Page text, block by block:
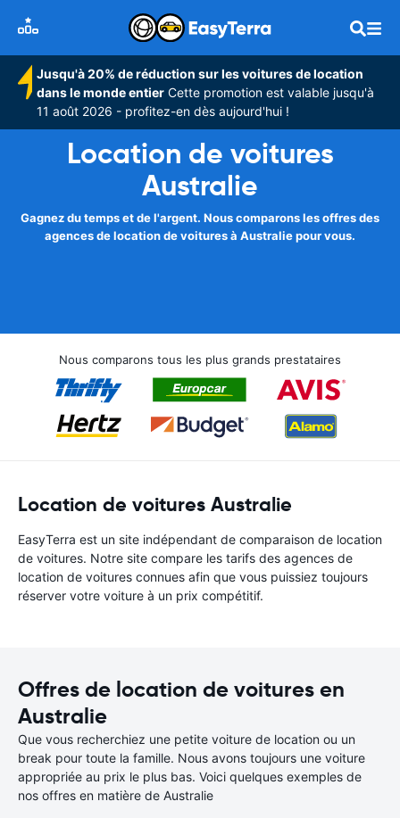
Jusqu'à 20% de réduction sur les voitures de location
dans le monde entier Cette promotion est valable jusqu'à
11 août 2026 - profitez-en dès aujourd'hui !
Location de voitures
Australie
Gagnez du temps et de l'argent. Nous comparons les offres des
agences de location de voitures à Australie pour vous.
Nous comparons tous les plus grands prestataires
Location de voitures Australie
EasyTerra est un site indépendant de comparaison de location
de voitures. Notre site compare les tarifs des agences de
location de voitures connues afin que vous puissiez toujours
réserver votre voiture à un prix compétitif.
Offres de location de voitures en
Australie
Que vous recherchiez une petite voiture de location ou un
break pour toute la famille. Nous avons toujours une voiture
appropriée au prix le plus bas. Voici quelques exemples de
nos offres en matière de Australie